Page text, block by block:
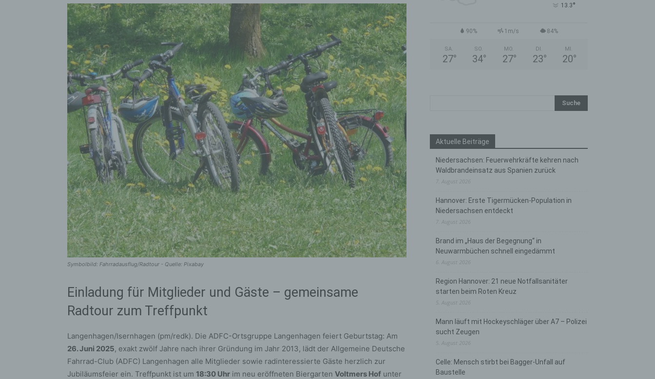
Symbolbild: Fahrradausflug/Radtour - Quelle: Pixabay
Einladung für Mitglieder und Gäste – gemeinsame
Radtour zum Treffpunkt
Langenhagen/Isernhagen (pm/redk). Die ADFC-Ortsgruppe Langenhagen feiert Geburtstag: Am
26. Juni 2025, exakt zwölf Jahre nach ihrer Gründung im Jahr 2013, lädt der Allgemeine Deutsche
Fahrrad-Club (ADFC) Langenhagen alle Mitglieder sowie radinteressierte Gäste herzlich zur
Jubiläumsfeier ein. Treffpunkt ist um 18:30 Uhr im neu eröffneten Biergarten Voltmers Hof unter
13.3°
90% 1m/s 84%
SA.
27°
SO.
34°
MO.
27°
DI.
23°
MI.
20°
Aktuelle Beiträge
Niedersachsen: Feuerwehrkräfte kehren nach
Waldbrandeinsatz aus Spanien zurück
7. August 2026
Hannover: Erste Tigermücken-Population in
Niedersachsen entdeckt
7. August 2026
Brand im „Haus der Begegnung“ in
Neuwarmbüchen schnell eingedämmt
6. August 2026
Region Hannover: 21 neue Notfallsanitäter
starten beim Roten Kreuz
5. August 2026
Mann läuft mit Hockeyschläger über A7 – Polizei
sucht Zeugen
5. August 2026
Celle: Mensch stirbt bei Bagger-Unfall auf
Baustelle